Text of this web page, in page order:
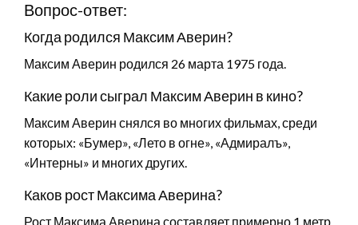
Вопрос-ответ:
Когда родился Максим Аверин?
Максим Аверин родился 26 марта 1975 года.
Какие роли сыграл Максим Аверин в кино?
Максим Аверин снялся во многих фильмах, среди
которых: «Бумер», «Лето в огне», «Адмиралъ»,
«Интерны» и многих других.
Каков рост Максима Аверина?
Рост Максима Аверина составляет примерно 1 метр